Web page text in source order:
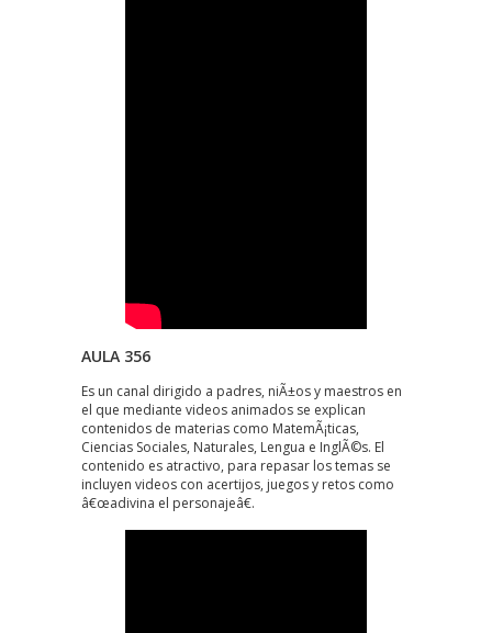
AULA 356
Es un canal dirigido a padres, niÃ±os y maestros en
el que mediante videos animados se explican
contenidos de materias como MatemÃ¡ticas,
Ciencias Sociales, Naturales, Lengua e InglÃ©s. El
contenido es atractivo, para repasar los temas se
incluyen videos con acertijos, juegos y retos como
â€œadivina el personajeâ€.